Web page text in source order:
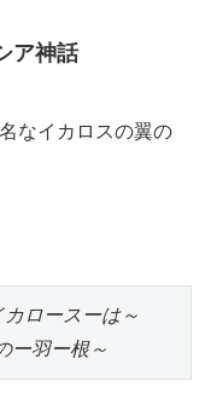
ア神話
なイカロスの翼の
ロースーは～
ー羽ー根～